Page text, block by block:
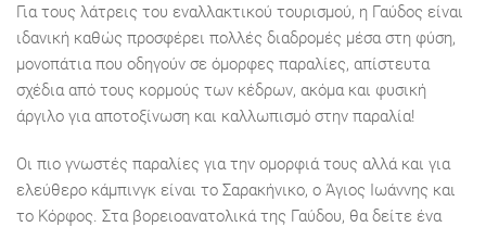
Για τους λάτρεις του εναλλακτικού τουρισμού, η Γαύδος είναι
ιδανική καθώς προσφέρει πολλές διαδρομές μέσα στη φύση,
μονοπάτια που οδηγούν σε όμορφες παραλίες, απίστευτα
σχέδια από τους κορμούς των κέδρων, ακόμα και φυσική
άργιλο για αποτοξίνωση και καλλωπισμό στην παραλία!
Οι πιο γνωστές παραλίες για την ομορφιά τους αλλά και για
ελεύθερο κάμπινγκ είναι το Σαρακήνικο, ο Άγιος Ιωάννης και
το Κόρφος. Στα βορειοανατολικά της Γαύδου, θα δείτε ένα